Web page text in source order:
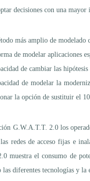
decisiones con una
más amplio de
de modelar aplicaciones
de cambiar las
de modelar la
la opción de sustituir el
G.W.A.T.T. 2.0 los
las redes de acceso fijas e
muestra el consumo de
las diferentes tecnologías y la